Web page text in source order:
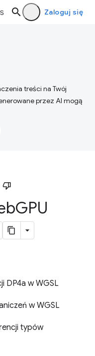
Zaloguj się
treści na Twój
przez AI mogą
GPU
DP4a w WGSL
w WGSL
typów